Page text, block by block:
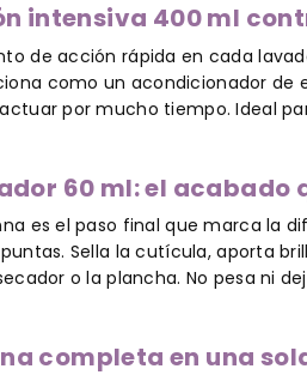
intensiva 400 ml
de acción rápida en cada
como un acondicionador de
por mucho tiempo. Ideal
60 ml: el acabado
es el paso final que marca la
Sella la cutícula, aporta
o la plancha. No pesa ni
completa en una